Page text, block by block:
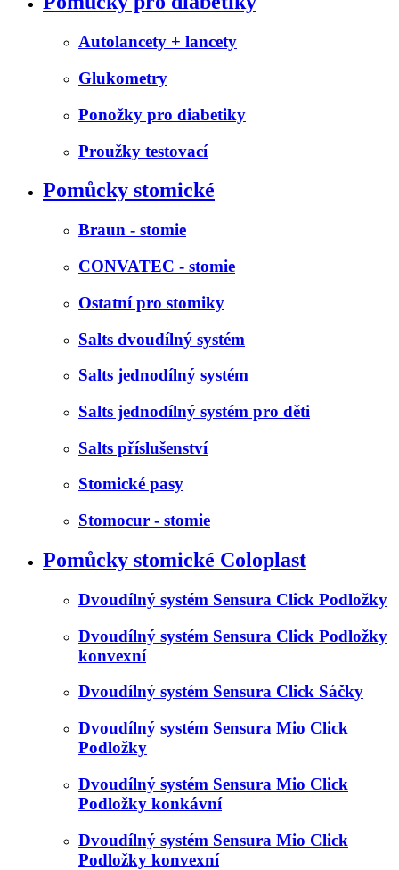
Autolancety + lancety
Glukometry
Ponožky pro diabetiky
Proužky testovací
Pomůcky stomické
Braun - stomie
CONVATEC - stomie
Ostatní pro stomiky
Salts dvoudílný systém
Salts jednodílný systém
Salts jednodílný systém pro děti
Salts příslušenství
Stomické pasy
Stomocur - stomie
Pomůcky stomické Coloplast
Dvoudílný systém Sensura Click Podložky
Dvoudílný systém Sensura Click Podložky
konvexní
Dvoudílný systém Sensura Click Sáčky
Dvoudílný systém Sensura Mio Click
Podložky
Dvoudílný systém Sensura Mio Click
Podložky konkávní
Dvoudílný systém Sensura Mio Click
Podložky konvexní